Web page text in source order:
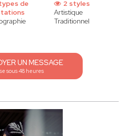
de
2 styles
Artistique
Traditionnel
UN MESSAGE
sous 48 heures